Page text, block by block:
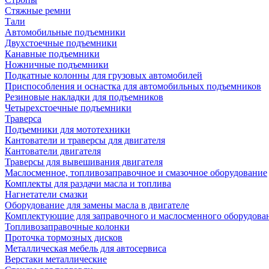
Стяжные ремни
Тали
Автомобильные подъемники
Двухстоечные подъемники
Канавные подъемники
Ножничные подъемники
Подкатные колонны для грузовых автомобилей
Приспособления и оснастка для автомобильных подъемников
Резиновые накладки для подъемников
Четырехстоечные подъемники
Траверса
Подъемники для мототехники
Кантователи и траверсы для двигателя
Кантователи двигателя
Траверсы для вывешивания двигателя
Маслосменное, топливозаправочное и смазочное оборудование
Комплекты для раздачи масла и топлива
Нагнетатели смазки
Оборудование для замены масла в двигателе
Комплектующие для заправочного и маслосменного
Топливозаправочные колонки
Проточка тормозных дисков
Металлическая мебель для автосервиса
Верстаки металлические